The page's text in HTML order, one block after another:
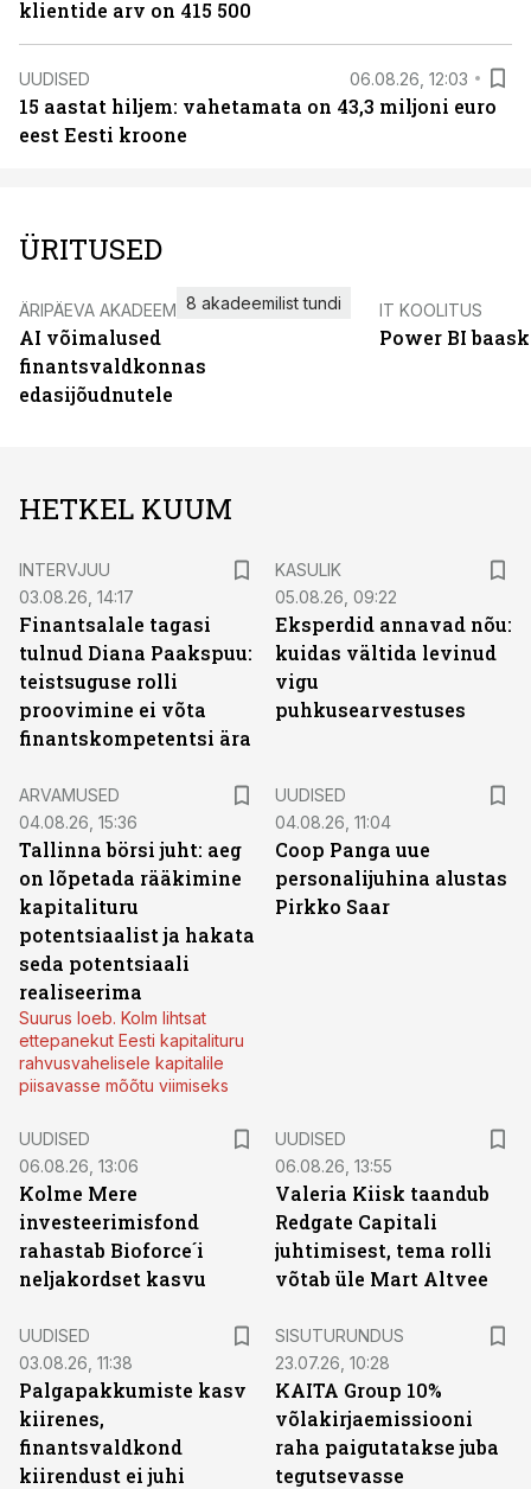
klientide arv on 415 500
UUDISED 06.08.26, 12:03
15 aastat hiljem: vahetamata on 43,3 miljoni euro
eest Eesti kroone
ÜRITUSED
ÄRIPÄEVA AKADEEMIA
AI võimalused
finantsvaldkonnas
edasijõudnutele
8 akadeemilist tundi IT KOOLITUS
Power BI
HETKEL KUUM
INTERVJUU
03.08.26, 14:17
Finantsalale tagasi
tulnud Diana Paakspuu:
teistsuguse rolli
proovimine ei võta
finantskompetentsi ära
KASULIK
05.08.26, 09:22
Eksperdid annavad nõu:
kuidas vältida levinud
vigu
puhkusearvestuses
ARVAMUSED
04.08.26, 15:36
Tallinna börsi juht: aeg
on lõpetada rääkimine
kapitalituru
potentsiaalist ja hakata
seda potentsiaali
realiseerima
Suurus loeb. Kolm lihtsat
ettepanekut Eesti kapitalituru
rahvusvahelisele kapitalile
piisavasse mõõtu viimiseks
UUDISED
04.08.26, 11:04
Coop Panga uue
personalijuhina alustas
Pirkko Saar
UUDISED
06.08.26, 13:06
Kolme Mere
investeerimisfond
rahastab Bioforce´i
neljakordset kasvu
UUDISED
06.08.26, 13:55
Valeria Kiisk taandub
Redgate Capitali
juhtimisest, tema rolli
võtab üle Mart Altvee
UUDISED
03.08.26, 11:38
Palgapakkumiste kasv
kiirenes,
finantsvaldkond
kiirendust ei juhi
SISUTURUNDUS
23.07.26, 10:28
KAITA Group 10%
võlakirjaemissiooni
raha paigutatakse juba
tegutsevasse